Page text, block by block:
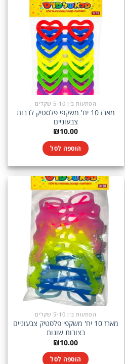
הפתעות בין 5-10 שקלים
מארז 10 יח' משקפי פלסטיק לבבות
צבעוניים
₪10.00
הוספה לסל
הפתעות בין 5-10 שקלים
מארז 10 יח' משקפי פלסטיק צבעוניים
בצורות שונות
₪10.00
הוספה לסל